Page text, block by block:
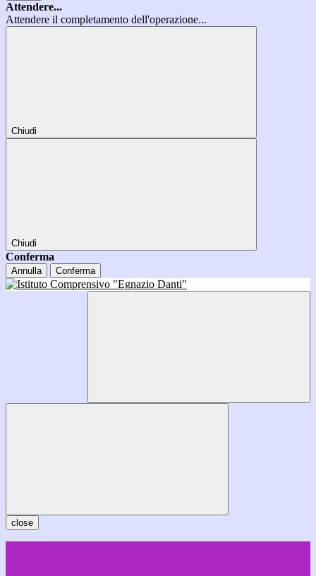
Attendere...
Attendere il completamento dell'operazione...
Chiudi
Chiudi
Conferma
Annulla Conferma
close